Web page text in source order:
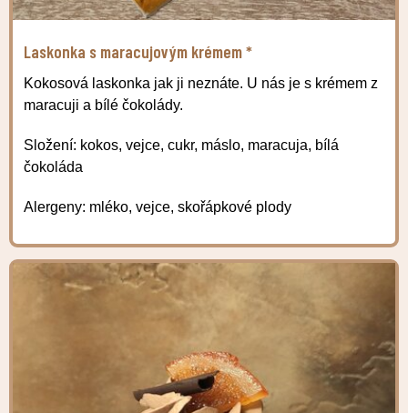
Laskonka s maracujovým krémem *
Kokosová laskonka jak ji neznáte. U nás je s krémem z
maracuji a bílé čokolády.
Složení: kokos, vejce, cukr, máslo, maracuja, bílá
čokoláda
Alergeny: mléko, vejce, skořápkové plody